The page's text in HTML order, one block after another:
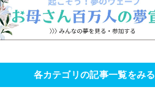
各カテゴリの記事一覧をみる